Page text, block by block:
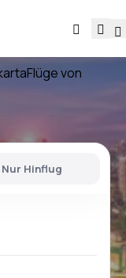
Flüge von
Nur Hinflug